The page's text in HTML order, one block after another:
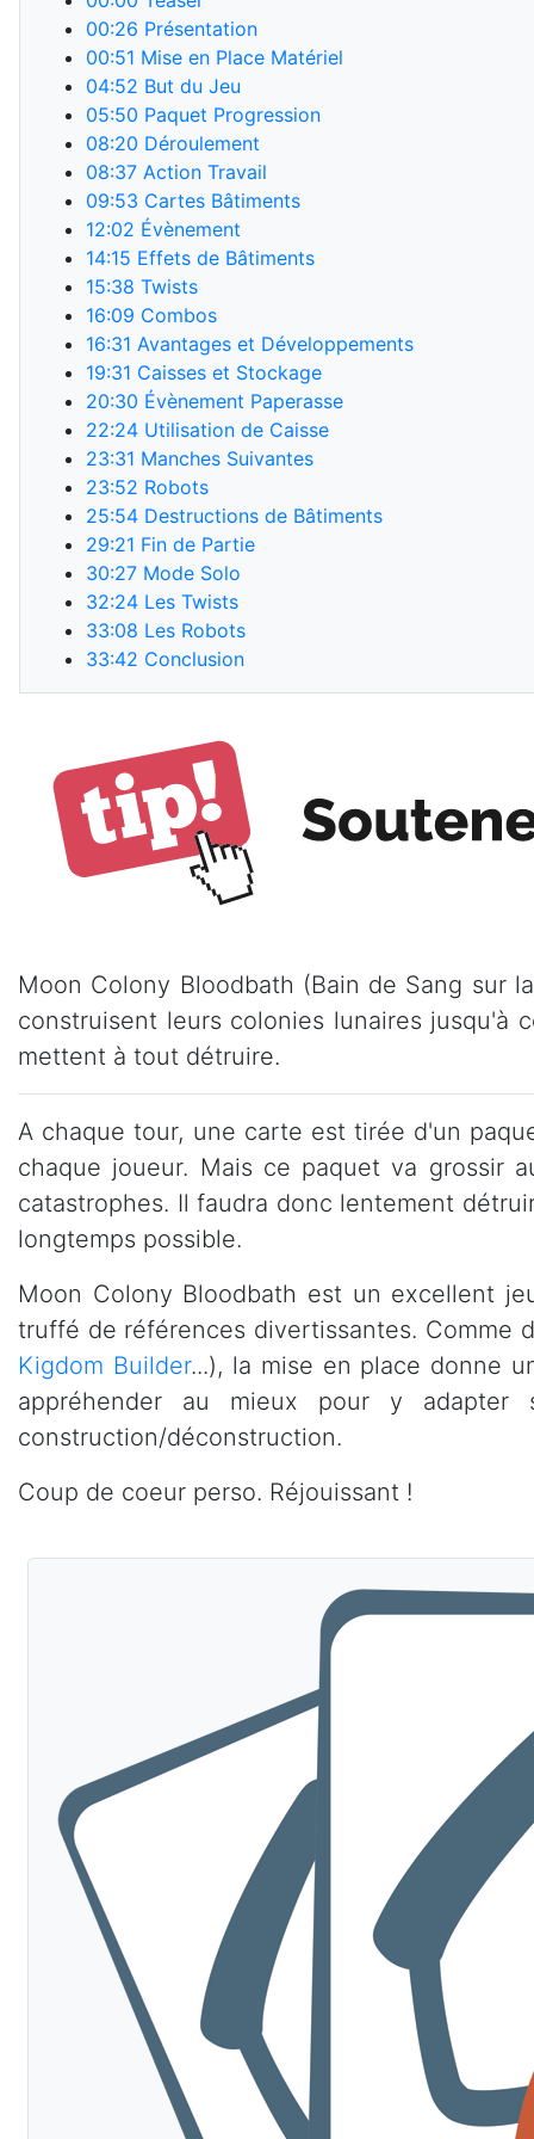
00:26 Présentation
00:51 Mise en Place Matériel
04:52 But du Jeu
05:50 Paquet Progression
08:20 Déroulement
08:37 Action Travail
09:53 Cartes Bâtiments
12:02 Évènement
14:15 Effets de Bâtiments
15:38 Twists
16:09 Combos
16:31 Avantages et Développements
19:31 Caisses et Stockage
20:30 Évènement Paperasse
22:24 Utilisation de Caisse
23:31 Manches Suivantes
23:52 Robots
25:54 Destructions de Bâtiments
29:21 Fin de Partie
30:27 Mode Solo
32:24 Les Twists
33:08 Les Robots
33:42 Conclusion
Moon Colony Bloodbath (Bain de Sang sur
construisent leurs colonies lunaires jusqu'à
mettent à tout détruire.
A chaque tour, une carte est tirée d'un
chaque joueur. Mais ce paquet va grossir
catastrophes. Il faudra donc lentement
longtemps possible.
Moon Colony Bloodbath est un excellent
truffé de références divertissantes. Comme
Kigdom Builder...), la mise en place donne
appréhender au mieux pour y
construction/déconstruction.
Coup de coeur perso. Réjouissant !